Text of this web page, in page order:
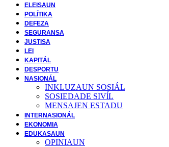
ELEISAUN
POLÍTIKA
DEFEZA
SEGURANSA
JUSTISA
LEI
KAPITÁL
DESPORTU
NASIONÁL
INKLUZAUN SOSIÁL
SOSIEDADE SIVĺL
MENSAJEN ESTADU
INTERNASIONÁL
EKONOMIA
EDUKASAUN
OPINIAUN